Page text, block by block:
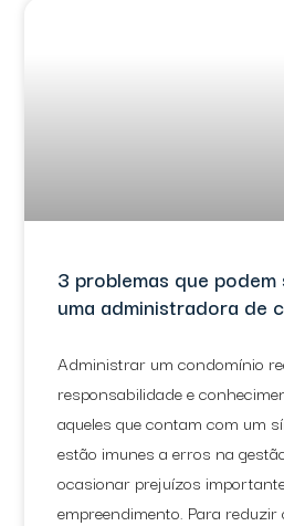
3 problemas que
uma administradora de
Administrar um condomínio
responsabilidade e
aqueles que contam com um
estão imunes a erros na
ocasionar prejuízos
empreendimento. Para